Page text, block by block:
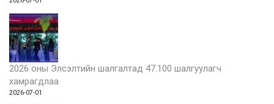
2026 оны Элсэлтийн шалгалтад 47.100 шалгуулагч
хамрагдлаа
2026-07-01